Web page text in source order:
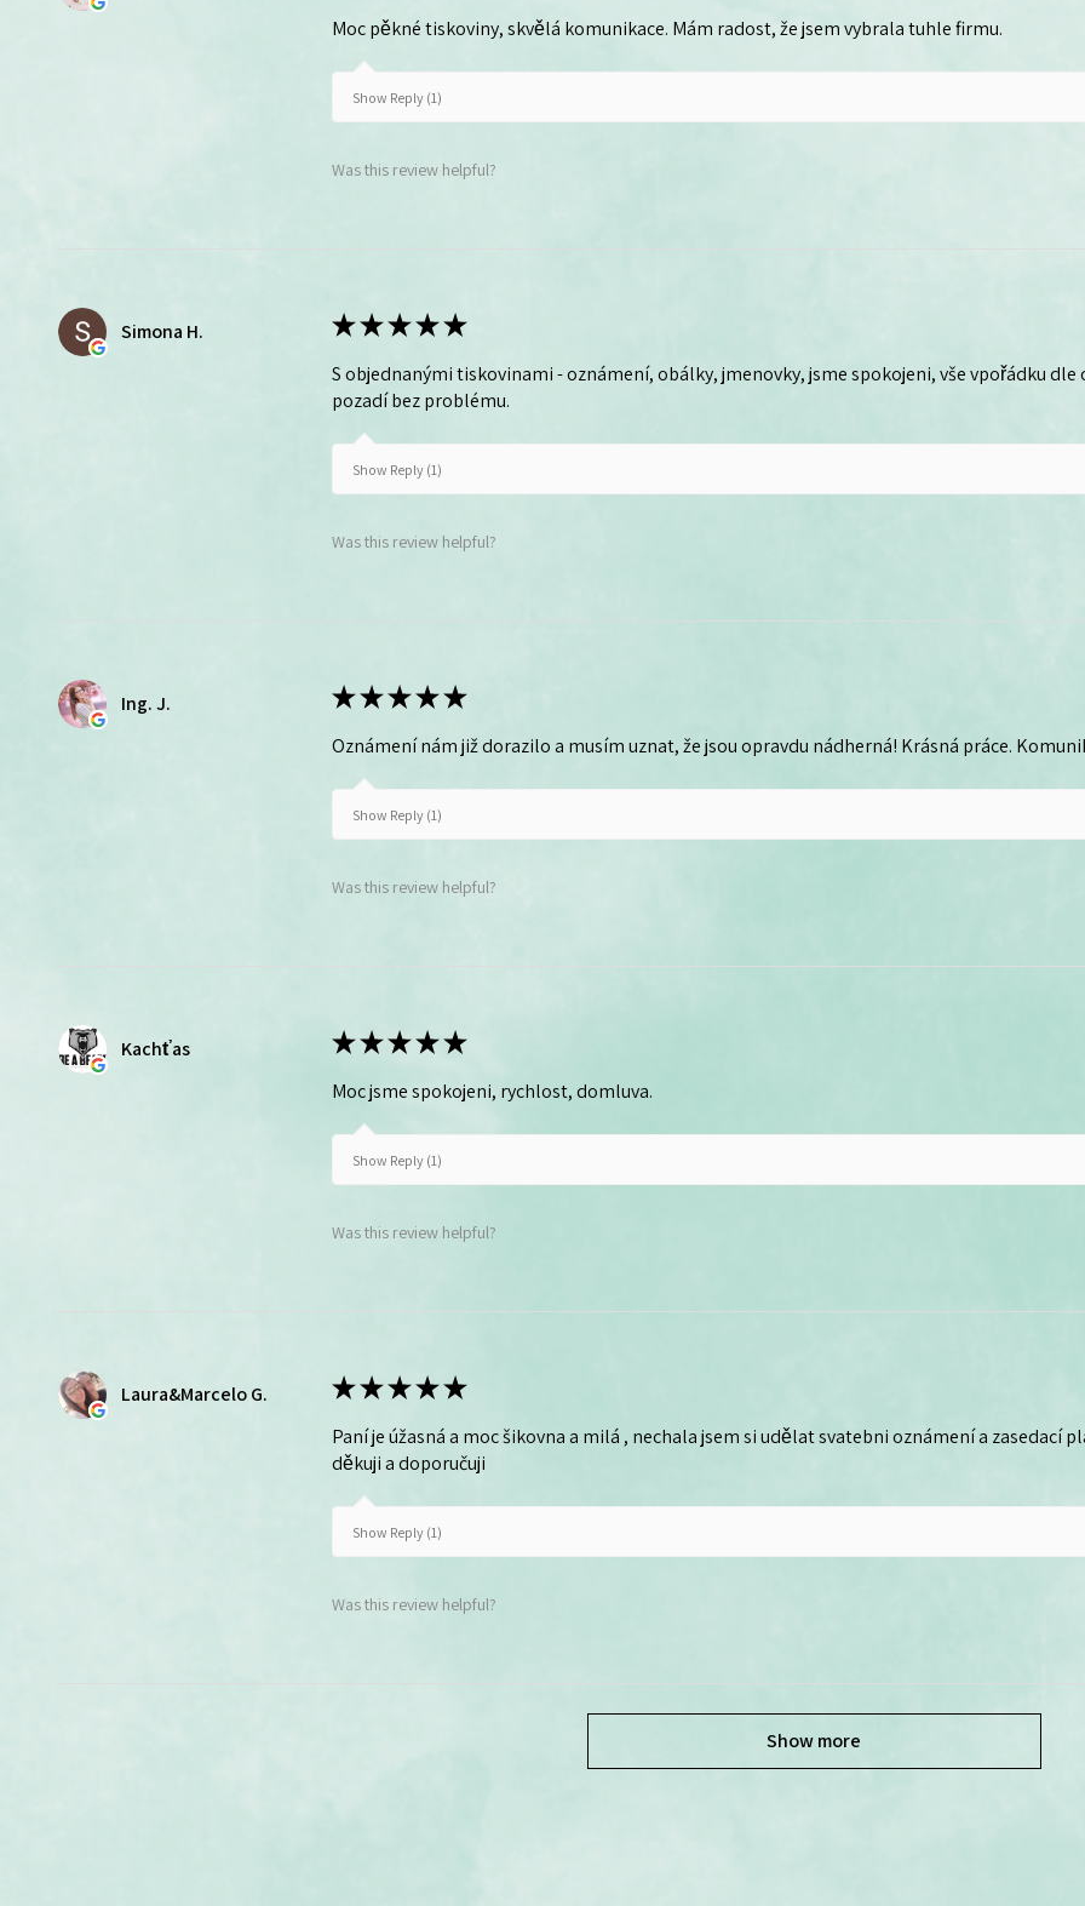
Moc pěkné tiskoviny, skvělá komunikace. Mám radost, že jsem vybrala tuhle firmu.
Show Reply (1)
Was this review helpful?
Simona H. ★★★★★
S objednanými tiskovinami - oznámení, obálky, jmenovky, jsme spokojeni, vše vpořádku
pozadí bez problému.
Show Reply (1)
Was this review helpful?
Ing. J. ★★★★★
Oznámení nám již dorazilo a musím uznat, že jsou opravdu nádherná! Krásná práce.
Show Reply (1)
Was this review helpful?
Kachťas ★★★★★
Moc jsme spokojeni, rychlost, domluva.
Show Reply (1)
Was this review helpful?
Laura&Marcelo G. ★★★★★
Paní je úžasná a moc šikovna a milá , nechala jsem si udělat svatebni oznámení a
děkuji a doporučuji
Show Reply (1)
Was this review helpful?
Show more